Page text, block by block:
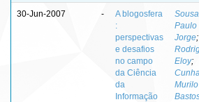
30-Jun-2007 -
A blogosfera
:
perspectivas
e desafios
no campo
da Ciência
da
Informação
Sousa,
Paulo
Jorge;
Eloy;
Cunha,
Murilo